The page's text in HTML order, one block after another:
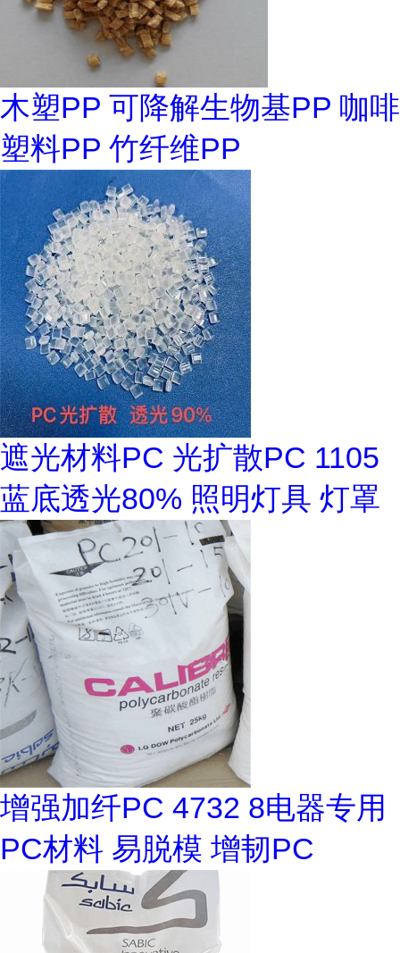
木塑PP 可降解生物基PP 咖啡
塑料PP 竹纤维PP
遮光材料PC 光扩散PC 1105
蓝底透光80% 照明灯具 灯罩
增强加纤PC 4732 8电器专用
PC材料 易脱模 增韧PC